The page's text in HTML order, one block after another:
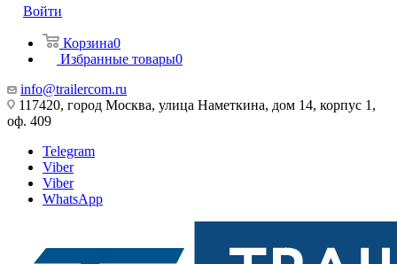
Войти
Корзина0
Избранные товары0
info@trailercom.ru
117420, город Москва, улица Наметкина, дом 14, корпус 1,
оф. 409
Telegram
Viber
Viber
WhatsApp